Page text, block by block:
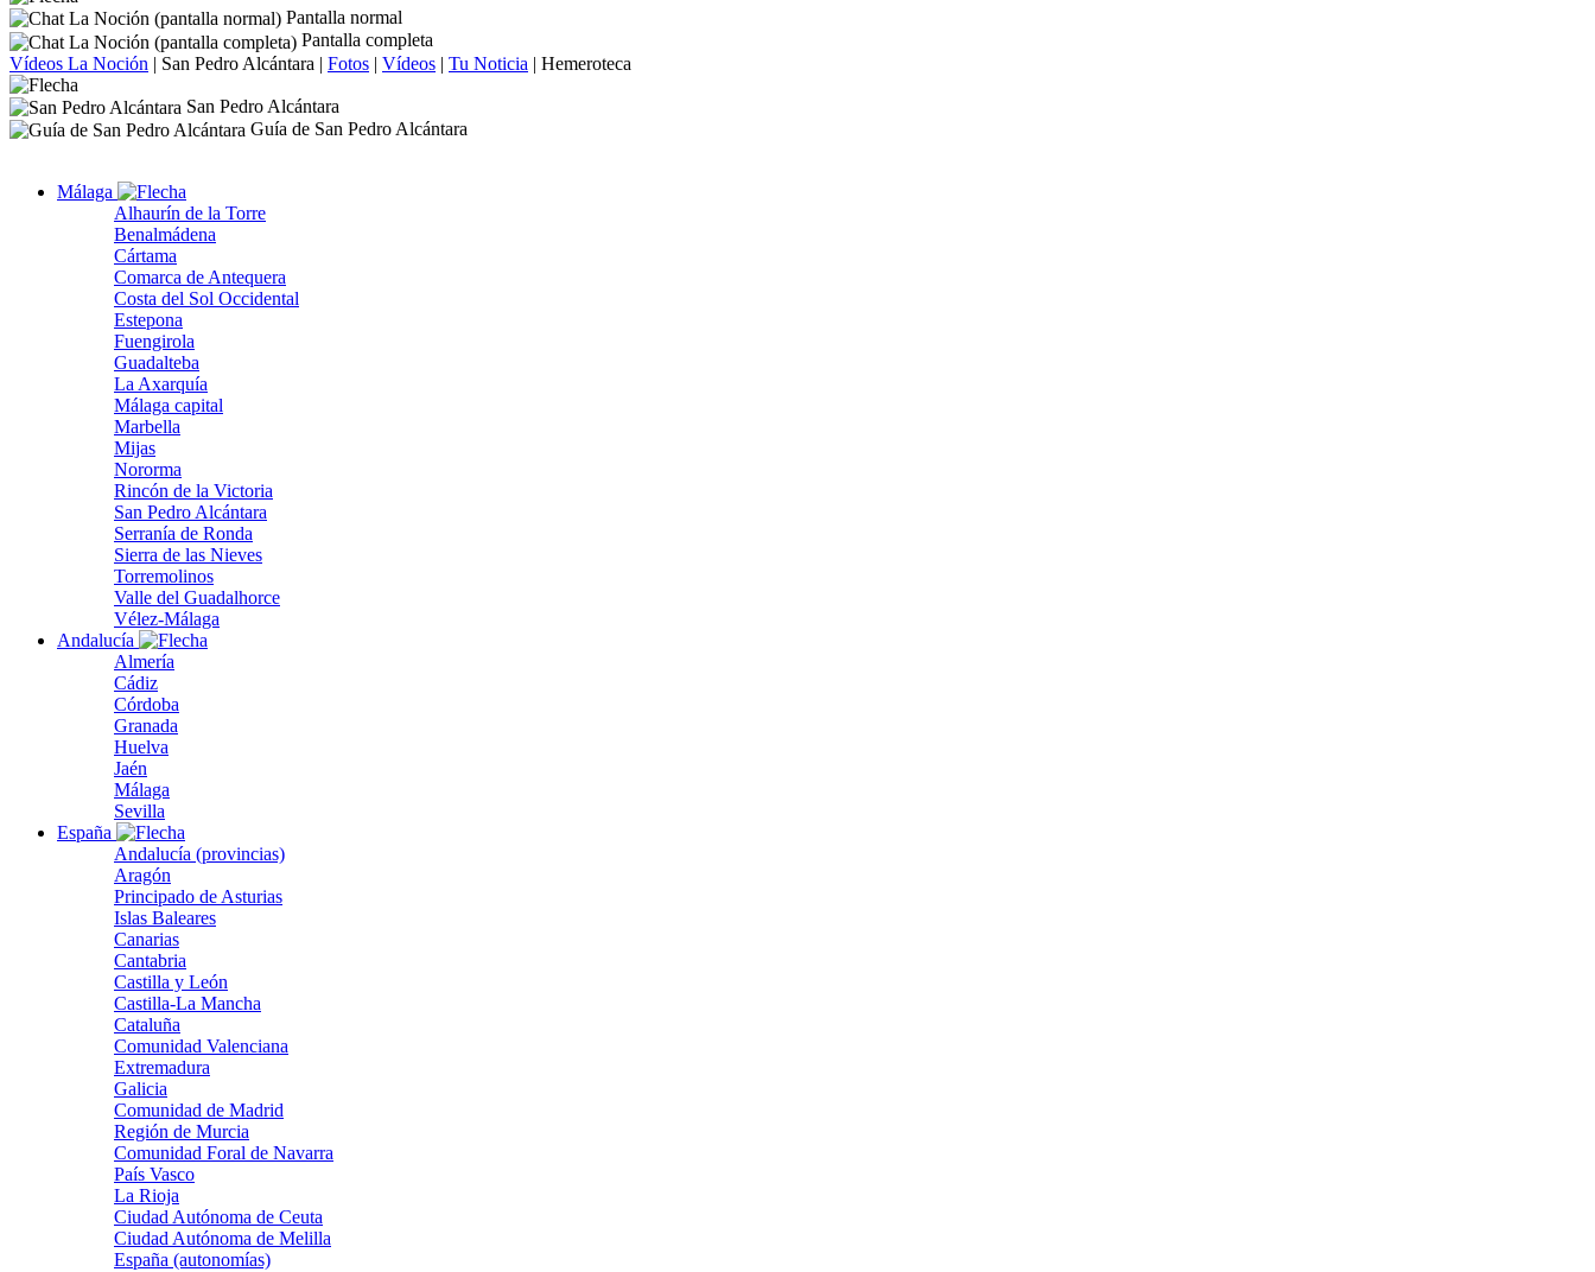
Pantalla normal
Pantalla completa
Vídeos La Noción | San Pedro Alcántara | Fotos | Vídeos | Tu Noticia | Hemeroteca
San Pedro Alcántara
Guía de San Pedro Alcántara
Málaga
Alhaurín de la Torre
Benalmádena
Cártama
Comarca de Antequera
Costa del Sol Occidental
Estepona
Fuengirola
Guadalteba
La Axarquía
Málaga capital
Marbella
Mijas
Nororma
Rincón de la Victoria
San Pedro Alcántara
Serranía de Ronda
Sierra de las Nieves
Torremolinos
Valle del Guadalhorce
Vélez-Málaga
Andalucía
Almería
Cádiz
Córdoba
Granada
Huelva
Jaén
Málaga
Sevilla
España
Andalucía (provincias)
Aragón
Principado de Asturias
Islas Baleares
Canarias
Cantabria
Castilla y León
Castilla-La Mancha
Cataluña
Comunidad Valenciana
Extremadura
Galicia
Comunidad de Madrid
Región de Murcia
Comunidad Foral de Navarra
País Vasco
La Rioja
Ciudad Autónoma de Ceuta
Ciudad Autónoma de Melilla
España (autonomías)